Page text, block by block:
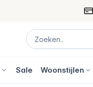
Sale Woonstijlen